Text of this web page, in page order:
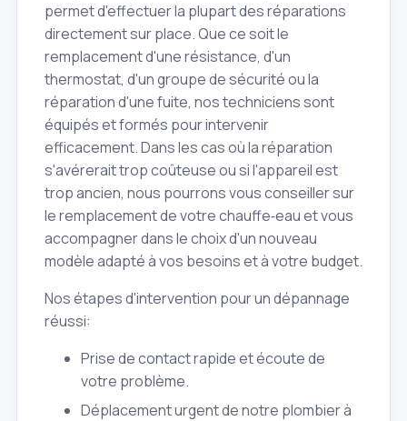
permet d'effectuer la plupart des réparations
directement sur place. Que ce soit le
remplacement d'une résistance, d'un
thermostat, d'un groupe de sécurité ou la
réparation d'une fuite, nos techniciens sont
équipés et formés pour intervenir
efficacement. Dans les cas où la réparation
s'avérerait trop coûteuse ou si l'appareil est
trop ancien, nous pourrons vous conseiller sur
le remplacement de votre chauffe‑eau et vous
accompagner dans le choix d'un nouveau
modèle adapté à vos besoins et à votre budget.
Nos étapes d'intervention pour un dépannage
réussi:
Prise de contact rapide et écoute de
votre problème.
Déplacement urgent de notre plombier à